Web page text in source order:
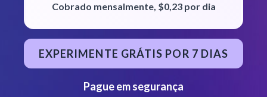
Cobrado mensalmente, $0,23 por dia
EXPERIMENTE GRÁTIS POR 7 DIAS
Pague em segurança